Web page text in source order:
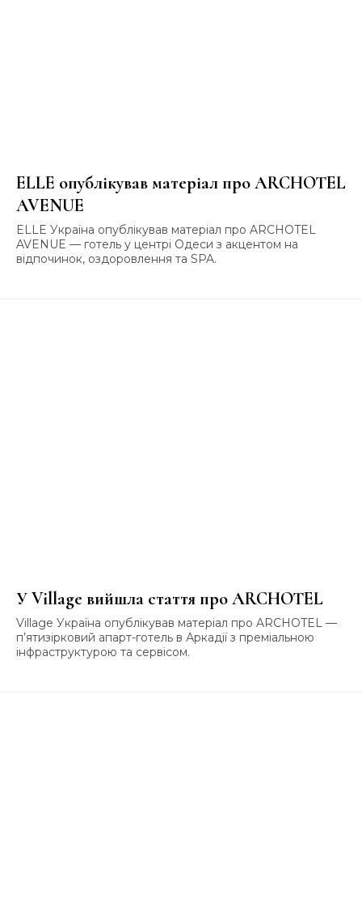
ELLE опублікував матеріал про ARCHOTEL
AVENUE
ELLE Україна опублікував матеріал про ARCHOTEL
AVENUE — готель у центрі Одеси з акцентом на
відпочинок, оздоровлення та SPA.
У Village вийшла стаття про ARCHOTEL
Village Україна опублікував матеріал про ARCHOTEL —
п’ятизірковий апарт-готель в Аркадії з преміальною
інфраструктурою та сервісом.